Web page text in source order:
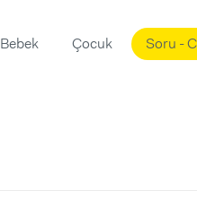
Bebek Çocuk Soru -